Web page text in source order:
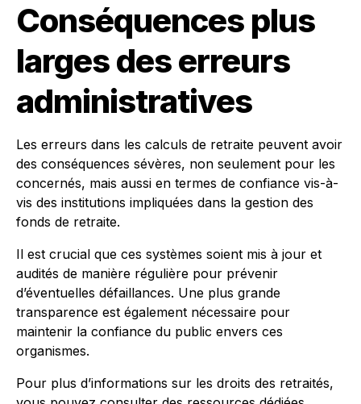
Conséquences plus
larges des erreurs
administratives
Les erreurs dans les calculs de retraite peuvent avoir
des conséquences sévères, non seulement pour les
concernés, mais aussi en termes de confiance vis-à-
vis des institutions impliquées dans la gestion des
fonds de retraite.
Il est crucial que ces systèmes soient mis à jour et
audités de manière régulière pour prévenir
d’éventuelles défaillances. Une plus grande
transparence est également nécessaire pour
maintenir la confiance du public envers ces
organismes.
Pour plus d’informations sur les droits des retraités,